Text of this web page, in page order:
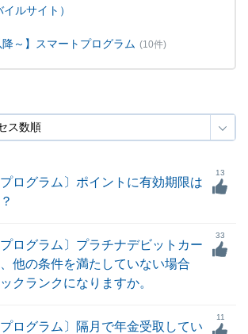
ルサイト）
降～】スマートプログラム (10件)
プログラム〕ポイントに有効期限は
13
プログラム〕プラチナデビットカー
他の条件を満たしていない場合
クランクになりますか。
33
プログラム〕隔月で年金受取してい
11